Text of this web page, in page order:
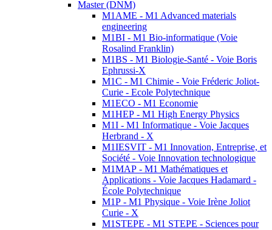
Master (DNM)
M1AME - M1 Advanced materials
engineering
M1BI - M1 Bio-informatique (Voie
Rosalind Franklin)
M1BS - M1 Biologie-Santé - Voie Boris
Ephrussi-X
M1C - M1 Chimie - Voie Fréderic Joliot-
Curie - Ecole Polytechnique
M1ECO - M1 Economie
M1HEP - M1 High Energy Physics
M1I - M1 Informatique - Voie Jacques
Herbrand - X
M1IESVIT - M1 Innovation, Entreprise, et
Société - Voie Innovation technologique
M1MAP - M1 Mathématiques et
Applications - Voie Jacques Hadamard -
École Polytechnique
M1P - M1 Physique - Voie Irène Joliot
Curie - X
M1STEPE - M1 STEPE - Sciences pour